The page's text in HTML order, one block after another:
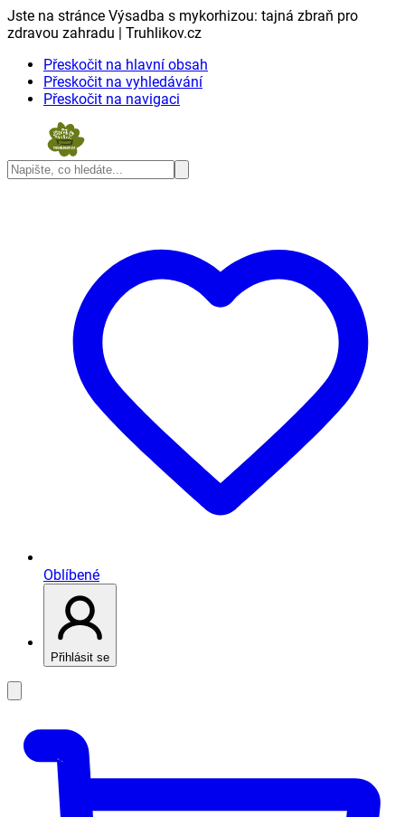
Jste na stránce Výsadba s mykorhizou: tajná zbraň pro
zdravou zahradu | Truhlikov.cz
Přeskočit na hlavní obsah
Přeskočit na vyhledávání
Přeskočit na navigaci
Oblíbené
Přihlásit se